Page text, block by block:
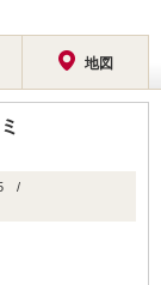
地図
5 /